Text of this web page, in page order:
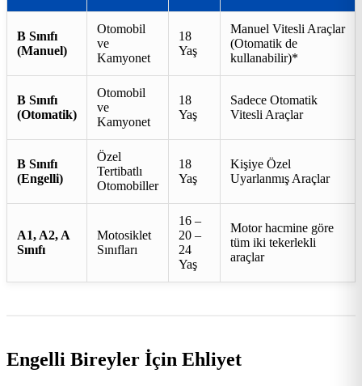
B Sınıfı
(Manuel)
Otomobil
ve
Kamyonet
18
Yaş
Manuel Vitesli Araçlar
(Otomatik de
kullanabilir)*
B Sınıfı
(Otomatik)
Otomobil
ve
Kamyonet
18
Yaş
Sadece Otomatik
Vitesli Araçlar
B Sınıfı
(Engelli)
Özel
Tertibatlı
Otomobiller
18
Yaş
Kişiye Özel
Uyarlanmış Araçlar
A1, A2, A
Sınıfı
Motosiklet
Sınıfları
16 –
20 –
24
Yaş
Motor hacmine göre
tüm iki tekerlekli
araçlar
Engelli Bireyler İçin Ehliyet